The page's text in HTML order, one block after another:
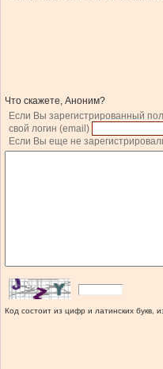
Что скажете, Аноним?
Если Вы зарегистрированный
свой логин (email)
Если Вы еще не
Код состоит из цифр и латинских букв,